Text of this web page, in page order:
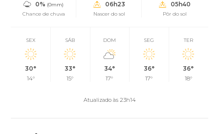
0% (0mm)
Chance de chuva
06h23
Nascer do sol
05h40
Pôr do sol
SEX
30°
14°
SÁB
33°
15°
DOM
34°
17°
SEG
36°
17°
TER
36°
18°
Atualizado às 23h14